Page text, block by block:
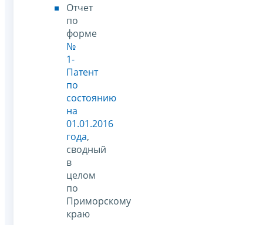
Отчет
по
форме
№
1-
Патент
по
состоянию
на
01.01.2016
года,
сводный
в
целом
по
Приморскому
краю